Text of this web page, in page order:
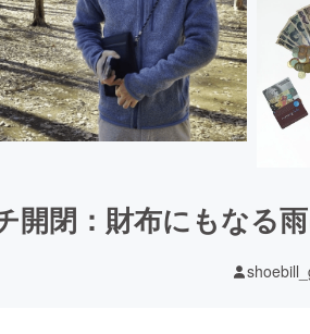
開閉：財布にもなる